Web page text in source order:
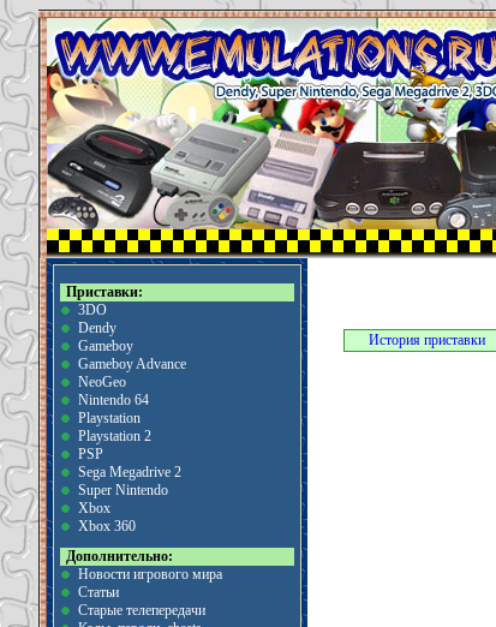
Приставки:
3DO
Dendy
Gameboy
Gameboy Advance
NeoGeo
Nintendo 64
Playstation
Playstation 2
PSP
Sega Megadrive 2
Super Nintendo
Xbox
Xbox 360
Дополнительно:
Новости игрового мира
Статьи
Старые телепередачи
История приставки